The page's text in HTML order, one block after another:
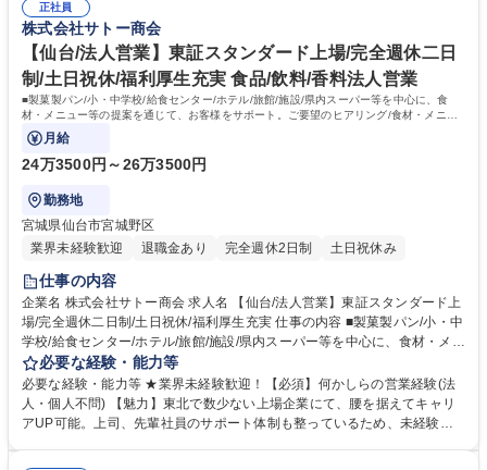
を振り分けながら対応をお願いしていきます。 【担当エリア】東北圏内の
顧客が中心となります。 募集職種 【会津/法人営業】東証スタンダード上
場/完全週休二日制/土日祝休/福利厚生充実
ご安心ください。 【働きやすさ】月残業は20時間程度でワークライフバ
ランス◎フラットな職場環境で常にアットホームな雰囲気に包まれてお
り、部署間でのコミュニケーション体制も整備されています。社員の平均
勤続年数はなんと14年！中途入社の方々が多数活躍しており、当社の業績
に貢献しています。 学歴・資格 学歴：大学院 大学 語学力： 資格：第一種
運転免許普通自動車
正社員
株式会社サトー商会
【仙台/法人営業】東証スタンダード上場/完全週休二日
制/土日祝休/福利厚生充実 食品/飲料/香料法人営業
■製菓製パン/小・中学校/給食センター/ホテル/旅館/施設/県内スーパー等を中心に、食
材・メニュー等の提案を通じて、お客様をサポート。ご要望のヒアリング/食材・メニュ
ーの提案/商品のご紹介/見積書の作成等。
月給
24万3500円～26万3500円
勤務地
宮城県仙台市宮城野区
業界未経験歓迎
退職金あり 完全週休2日制 土日祝休み
仕事の内容
企業名 株式会社サトー商会 求人名 【仙台/法人営業】東証スタンダード上
場/完全週休二日制/土日祝休/福利厚生充実 仕事の内容 ■製菓製パン/小・中
学校/給食センター/ホテル/旅館/施設/県内スーパー等を中心に、食材・メニ
ュー等の提案を通じて、お客様をサポート。ご要望のヒアリング/食材・メ
ニューの提案/商品のご紹介/見積書の作成等。 【一日の流れ】出社・朝礼
→依頼事項の対応・訪問準備等（～10時）→お客様先への訪問（5～10件
程度※10時～16時）→各種事務処理を経て退社 【入社後の流れ】OJTに
必要な経験・能力等
必要な経験・能力等 ★業界未経験歓迎！【必須】何かしらの営業経験(法
人・個人不問) 【魅力】東北で数少ない上場企業にて、腰を据えてキャリ
アUP可能。上司、先輩社員のサポート体制も整っているため、未経験業